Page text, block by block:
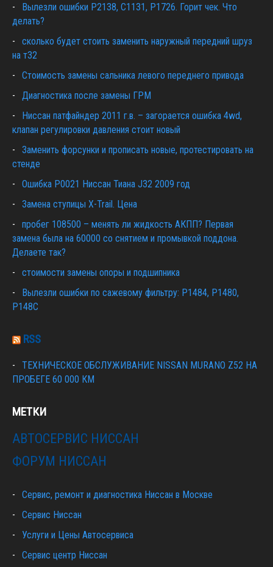
Вылезли ошибки Р2138, С1131, Р1726. Горит чек. Что
делать?
сколько будет стоить заменить наружный передний шруз
на т32
Cтоимость замены сальника левого переднего привода
Диагностика после замены ГРМ
Ниссан патфайндер 2011 г.в. – загорается ошибка 4wd,
клапан регулировки давления стоит новый
Заменить форсунки и прописать новые, протестировать на
стенде
Ошибка Р0021 Ниссан Тиана J32 2009 год
Замена ступицы X-Trail. Цена
пробег 108500 – менять ли жидкость АКПП? Первая
замена была на 60000 со снятием и промывкой поддона.
Делаете так?
стоимости замены опоры и подшипника
Вылезли ошибки по сажевому фильтру: P1484, P1480,
P148C
RSS
ТЕХНИЧЕСКОЕ ОБСЛУЖИВАНИЕ NISSAN MURANO Z52 НА
ПРОБЕГЕ 60 000 КМ
МЕТКИ
АВТОСЕРВИС НИССАН
ФОРУМ НИССАН
Сервис, ремонт и диагностика Ниссан в Москве
Сервис Ниссан
Услуги и Цены Автосервиса
Сервис центр Ниссан